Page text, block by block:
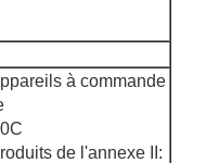
à commande
de l'annexe II: